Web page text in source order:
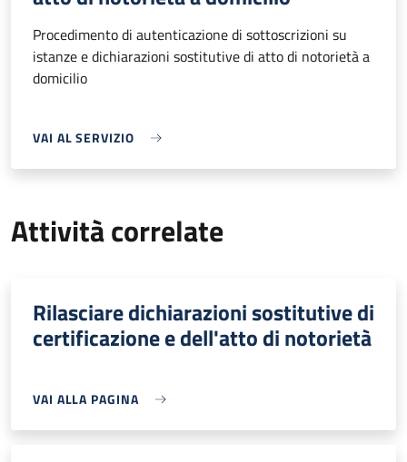
Procedimento di autenticazione di sottoscrizioni su
istanze e dichiarazioni sostitutive di atto di notorietà a
domicilio
VAI AL SERVIZIO
Attività correlate
Rilasciare dichiarazioni sostitutive di
certificazione e dell'atto di notorietà
VAI ALLA PAGINA